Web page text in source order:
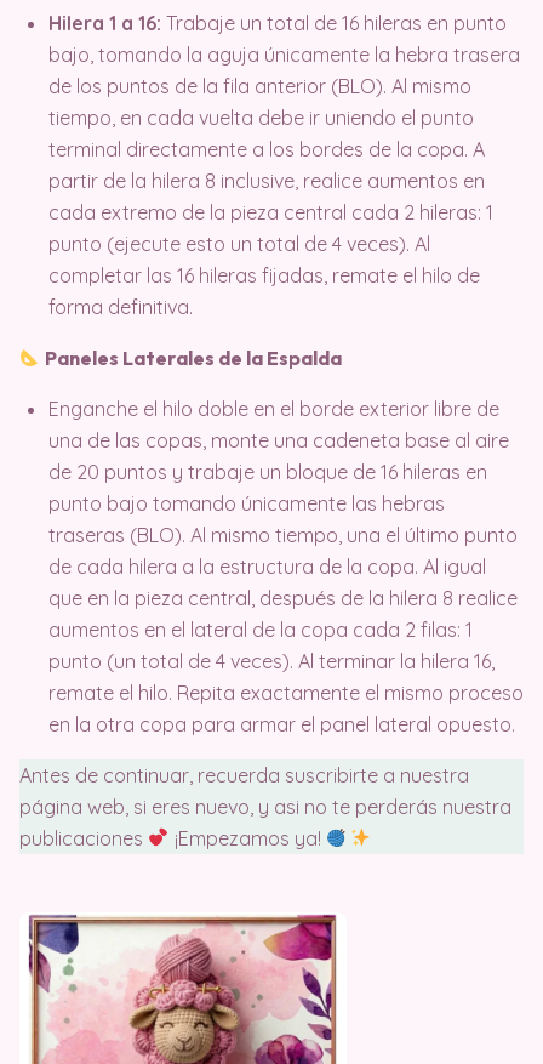
Hilera 1 a 16: Trabaje un total de 16 hileras en punto
bajo, tomando la aguja únicamente la hebra trasera
de los puntos de la fila anterior (BLO). Al mismo
tiempo, en cada vuelta debe ir uniendo el punto
terminal directamente a los bordes de la copa. A
partir de la hilera 8 inclusive, realice aumentos en
cada extremo de la pieza central cada 2 hileras: 1
punto (ejecute esto un total de 4 veces). Al
completar las 16 hileras fijadas, remate el hilo de
forma definitiva.
Paneles Laterales de la Espalda
Enganche el hilo doble en el borde exterior libre de
una de las copas, monte una cadeneta base al aire
de 20 puntos y trabaje un bloque de 16 hileras en
punto bajo tomando únicamente las hebras
traseras (BLO). Al mismo tiempo, una el último punto
de cada hilera a la estructura de la copa. Al igual
que en la pieza central, después de la hilera 8 realice
aumentos en el lateral de la copa cada 2 filas: 1
punto (un total de 4 veces). Al terminar la hilera 16,
remate el hilo. Repita exactamente el mismo proceso
en la otra copa para armar el panel lateral opuesto.
Antes de continuar, recuerda suscribirte a nuestra
página web, si eres nuevo, y asi no te perderás nuestra
publicaciones
¡Empezamos ya!